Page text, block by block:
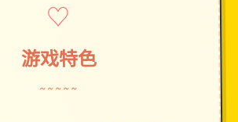
♡
游戏特色
~~~~~